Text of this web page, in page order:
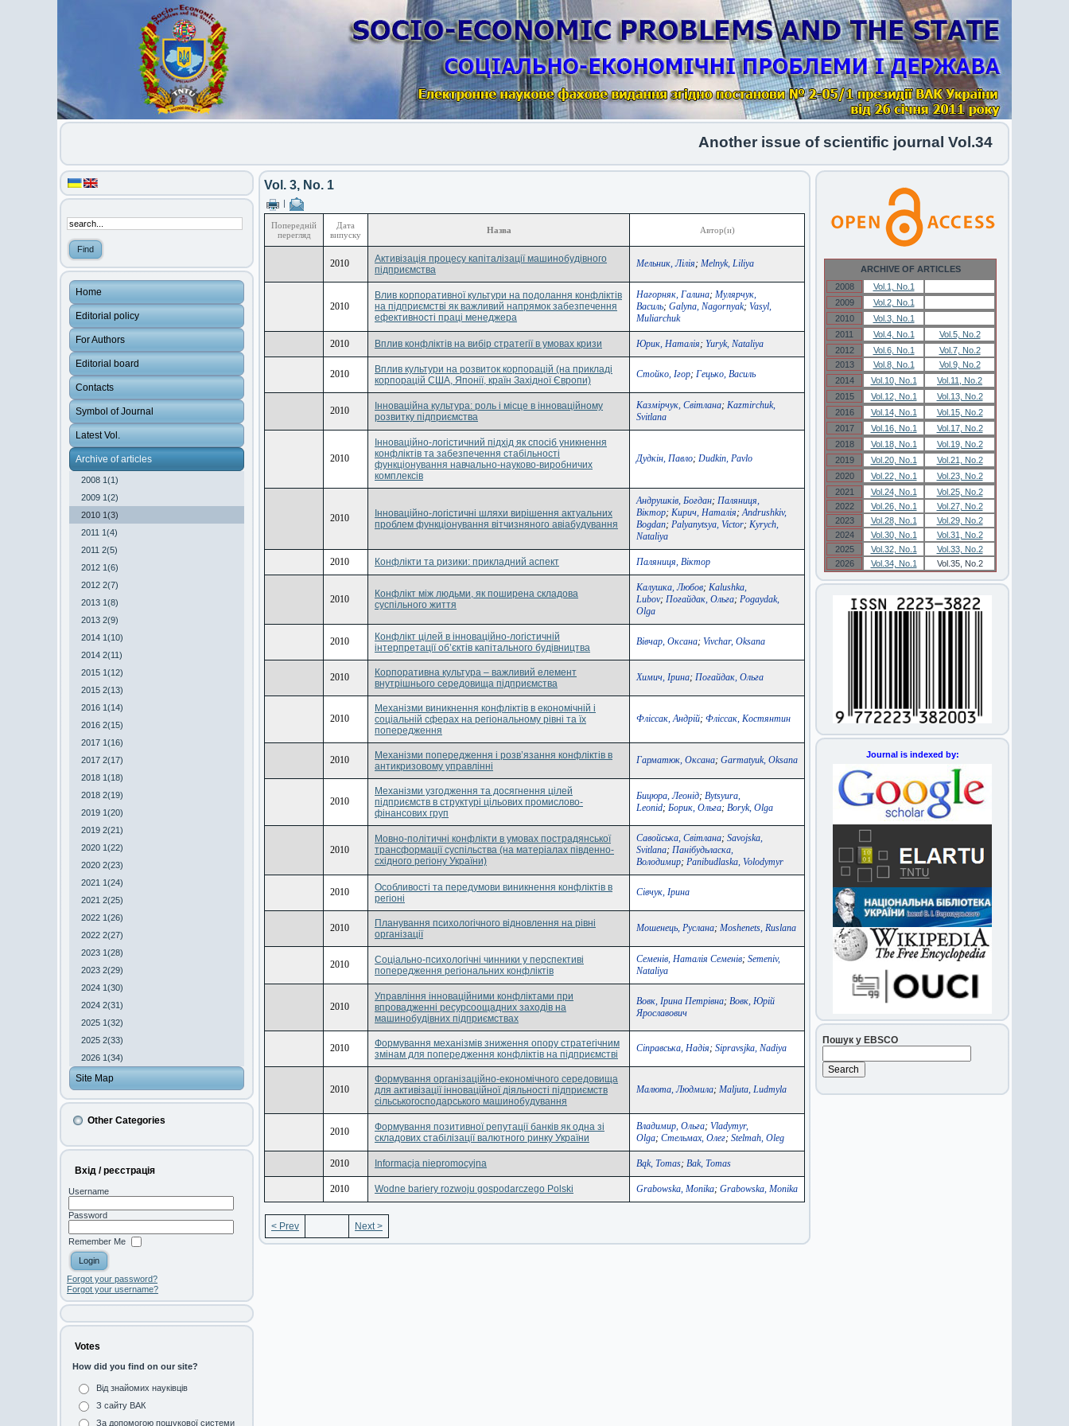
Another issue of scientific journal Vol.34 No.1 2026
Home
Editorial policy
For Authors
Editorial board
Contacts
Symbol of Journal
Latest Vol.
Archive of articles
2008 1(1)
2009 1(2)
2010 1(3)
2011 1(4)
2011 2(5)
2012 1(6)
2012 2(7)
2013 1(8)
2013 2(9)
2014 1(10)
2014 2(11)
2015 1(12)
2015 2(13)
2016 1(14)
2016 2(15)
2017 1(16)
2017 2(17)
2018 1(18)
2018 2(19)
2019 1(20)
2019 2(21)
2020 1(22)
2020 2(23)
2021 1(24)
2021 2(25)
2022 1(26)
2022 2(27)
2023 1(28)
2023 2(29)
2024 1(30)
2024 2(31)
2025 1(32)
2025 2(33)
2026 1(34)
Site Map
Other Categories
Вхід / реєстрація
Username
Password
Remember Me
Forgot your password?
Forgot your username?
Votes
How did you find on our site?
Від знайомих науківців
З сайту ВАК
За допомогою пошукової системи
Vol. 3, No. 1
Попередній
перегляд
Дата
випуску
Назва Автор(и)
2010
Активізація процесу капіталізації машинобудівного
підприємства
Мельник, Лілія; Melnyk, Liliya
2010
Влив корпоративної культури на подолання конфліктів
на підприємстві як важливий напрямок забезпечення
ефективності праці менеджера
Нагорняк, Галина; Мулярчук,
Василь; Galyna, Nagornyak; Vasyl,
Muliarchuk
2010 Вплив конфліктів на вибір стратегії в умовах кризи Юрик, Наталія; Yuryk, Nataliya
2010
Вплив культури на розвиток корпорацій (на прикладі
корпорацій США, Японії, країн Західної Європи)
Стойко, Ігор; Гецько, Василь
2010
Інноваційна культура: роль і місце в інноваційному
розвитку підприємства
Казмірчук, Світлана; Kazmirchuk,
Svitlana
2010
Інноваційно-логістичний підхід як спосіб уникнення
конфліктів та забезпечення стабільності
функціонування навчально-науково-виробничих
комплексів
Дудкін, Павло; Dudkin, Pavlo
2010
Інноваційно-логістичні шляхи вирішення актуальних
проблем функціонування вітчизняного авіабудування
Андрушків, Богдан; Паляниця,
Віктор; Кирич, Наталія;Andrushkiv,
Bogdan; Palyanytsya, Victor; Kyrych,
Nataliya
2010 Конфлікти та ризики: прикладний аспект Паляниця, Віктор
2010
Конфлікт між людьми, як поширена складова
суспільного життя
Калушка, Любов; Kalushka,
Lubov; Погайдак, Ольга; Pogaydak,
Olga
2010
Конфлікт цілей в інноваційно-логістичній
інтерпретації об’єктів капітального будівництва
Вівчар, Оксана; Vivchar, Oksana
2010
Корпоративна культура – важливий елемент
внутрішнього середовища підприємства
Химич, Ірина; Погайдак, Ольга
2010
Механізми виникнення конфліктів в економічній і
соціальній сферах на регіональному рівні та їх
попередження
Фліссак, Андрій; Фліссак, Костянтин
2010
Механізми попередження і розв’язання конфліктів в
антикризовому управлінні
Гарматюк, Оксана; Garmatyuk, Oksana
2010
Механізми узгодження та досягнення цілей
підприємств в структурі цільових промислово-
фінансових груп
Бицюра, Леонід; Bytsyura,
Leonid; Борик, Ольга; Boryk, Olga
2010
Мовно-політичні конфлікти в умовах пострадянської
трансформації суспільства (на матеріалах південно-
східного регіону України)
Савойська, Світлана; Savojska,
Svitlana; Панібудьласка,
Володимир; Panibudlaska, Volodymyr
2010
Особливості та передумови виникнення конфліктів в
регіоні
Сівчук, Ірина
2010
Планування психологічного відновлення на рівні
організації
Мошенець, Руслана; Moshenets, Ruslana
2010
Соціально-психологічні чинники у перспективі
попередження регіональних конфліктів
Семенів, Наталія Семенів; Semeniv,
Nataliya
2010
Управління інноваційними конфліктами при
впровадженні ресурсоощадних заходів на
машинобудівних підприємствах
Вовк, Ірина Петрівна; Вовк, Юрій
Ярославович
2010
Формування механізмів зниження опору стратегічним
змінам для попередження конфліктів на підприємстві
Сіправська, Надія; Sipravsjka, Nadiya
2010
Формування організаційно-економічного середовища
для активізації інноваційної діяльності підприємств
сільськогосподарського машинобудування
Малюта, Людмила; Maljuta, Ludmyla
2010
Формування позитивної репутації банків як одна зі
складових стабілізації валютного ринку України
Владимир, Ольга; Vladymyr,
Olga; Стельмах, Олег; Stelmah, Oleg
2010 Informacja niepromocyjna Bąk, Tomas; Bаk, Tomas
2010 Wodne bariery rozwoju gospodarczego Polski Grabowska, Monika; Grabowska, Monika
< Prev Next >
ARCHIVE OF ARTICLES
2008
Vol.1, No.1
2009
Vol.2, No.1
2010
Vol.3, No.1
2011
Vol.4, No.1
Vol.5, No.2
2012
Vol.6, No.1
Vol.7, No.2
2013
Vol.8, No.1
Vol.9, No.2
2014
Vol.10, No.1
Vol.11, No.2
2015
Vol.12, No.1
Vol.13, No.2
2016
Vol.14, No.1
Vol.15, No.2
2017
Vol.16, No.1
Vol.17, No.2
2018
Vol.18, No.1
Vol.19, No.2
2019
Vol.20, No.1
Vol.21, No.2
2020
Vol.22, No.1
Vol.23, No.2
2021
Vol.24, No.1
Vol.25, No.2
2022
Vol.26, No.1
Vol.27, No.2
2023
Vol.28, No.1
Vol.29, No.2
2024
Vol.30, No.1
Vol.31, No.2
2025
Vol.32, No.1
Vol.33, No.2
2026
Vol.34, No.1 Vol.35, No.2
Journal is indexed by:
Пошук у EBSCO